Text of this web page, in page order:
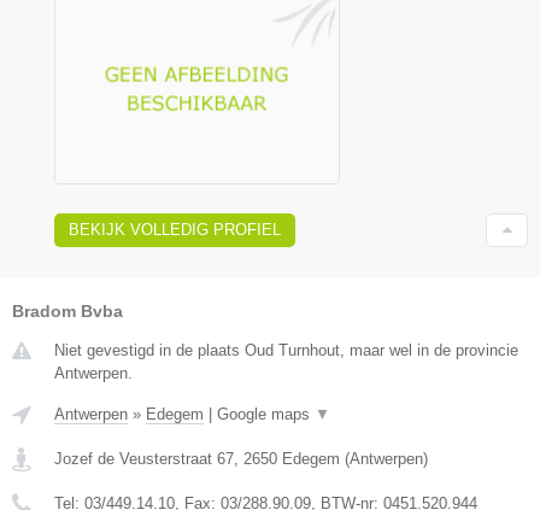
BEKIJK VOLLEDIG PROFIEL
Bradom Bvba
Niet gevestigd in de plaats Oud Turnhout, maar wel in de provincie
Antwerpen.
Antwerpen » Edegem | Google maps ▼
Jozef de Veusterstraat 67 2650 Edegem (Antwerpen)
Tel: 03/449.14.10 , Fax: 03/288.90.09 , BTW-nr: 0451.520.944